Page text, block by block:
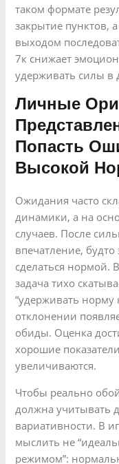
таком формате
закрытие пунктов,
выходом
7к снижает
удерживать силы в
Личные
Попасть
Высокой
Ожидания часто
динамики, а на
случаев. После
впечатление,
сделаться нормой.
задача тихо
“удерживать норму
отклонении
обиды. Оценка
хорошие
увеличиваются.
Чтобы реально
должна учитывать
вариативности. В
мыслить не
режимом”: